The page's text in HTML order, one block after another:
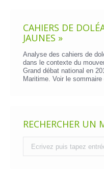
CAHIERS DE
JAUNES »
Analyse des cahiers de
dans le contexte du
Grand débat national en
Maritime. Voir le sommaire
RECHERCHER